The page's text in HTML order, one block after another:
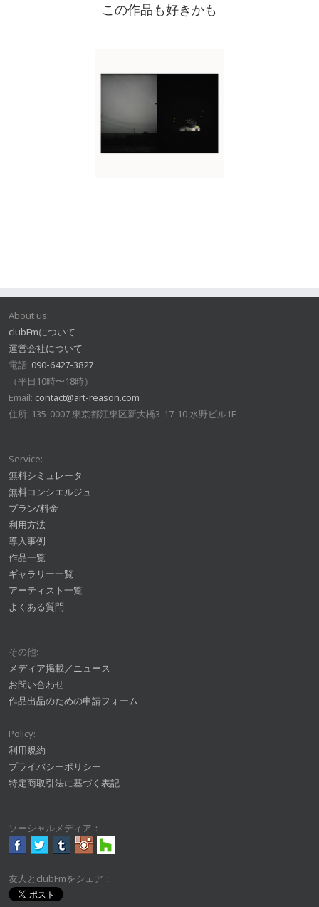
この作品も好きかも
About us:
clubFmについて
運営会社について
電話: 090-6427-3827
（平日10時〜18時）
Email: contact@art-reason.com
住所: 135-0007 東京都江東区新大橋3-17-10 水野ビル1F
Service:
無料シミュレータ
無料コンシエルジュ
プラン/料金
利用方法
導入事例
作品一覧
ギャラリー一覧
アーティスト一覧
よくある質問
その他:
メディア掲載／ニュース
お問い合わせ
作品出品のための申請フォーム
Policy:
利用規約
プライバシーポリシー
特定商取引法に基づく表記
ソーシャルメディア：
友人とclubFmをシェア：